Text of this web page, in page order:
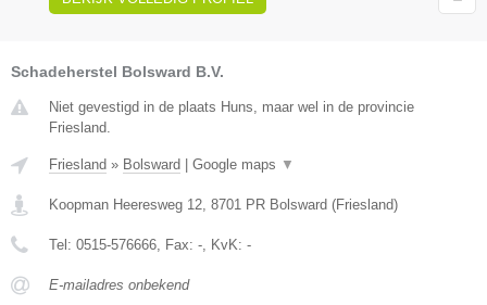
Schadeherstel Bolsward B.V.
Niet gevestigd in de plaats Huns, maar wel in de provincie
Friesland.
Friesland » Bolsward Google maps ▼
Koopman Heeresweg 12, 8701 PR Bolsward (Friesland)
Tel: 0515-576666, Fax: -, KvK: -
E-mailadres onbekend